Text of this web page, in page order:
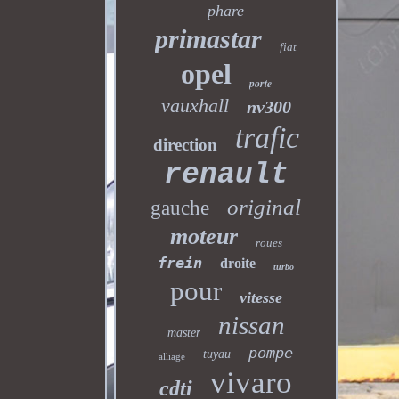
phare
primastar fiat
opel porte
vauxhall nv300
direction
trafic
renault
gauche original
moteur roues
frein droite turbo
pour vitesse
master nissan
alliage tuyau pompe
cdti vivaro